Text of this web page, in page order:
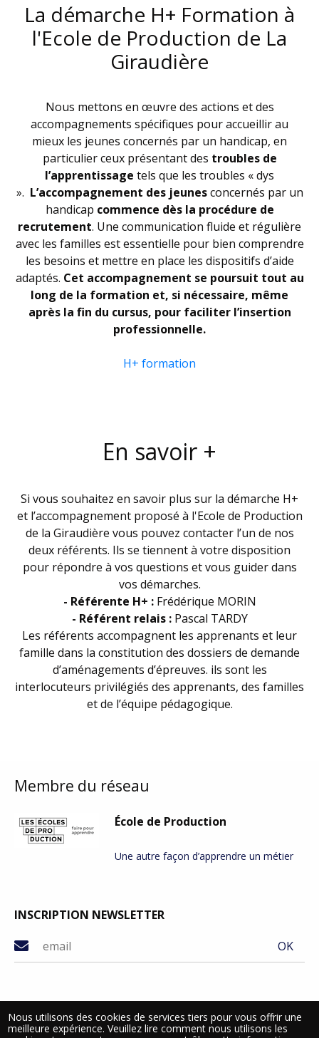
La démarche H+ Formation à
l'Ecole de Production de La
Giraudière
Nous mettons en œuvre des actions et des
accompagnements spécifiques pour accueillir au
mieux les jeunes concernés par un handicap, en
particulier ceux présentant des troubles de
l’apprentissage tels que les troubles « dys
». L’accompagnement des jeunesconcernés par un
handicap commence dès la procédure de
recrutement. Une communication fluide et régulière
avec les familles est essentielle pour bien comprendre
les besoins et mettre en place les dispositifs d’aide
adaptés. Cet accompagnement se poursuit tout au
long de la formation et, si nécessaire, même
après la fin du cursus, pour faciliter l’insertion
professionnelle.
H+ formation
En savoir +
Si vous souhaitez en savoir plus sur la démarche H+
et l’accompagnement proposé à l'Ecole de Production
de la Giraudière vous pouvez contacter l’un de nos
deux référents. Ils se tiennent à votre disposition
pour répondre à vos questions et vous guider dans
vos démarches.
- Référente H+ : Frédérique MORIN
- Référent relais : Pascal TARDY
Les référents accompagnent les apprenants et leur
famille dans la constitution des dossiers de demande
d’aménagements d’épreuves. ils sont les
interlocuteurs privilégiés des apprenants, des familles
et de l’équipe pédagogique.
Membre du réseau
École de Production
Une autre façon d’apprendre un métier
INSCRIPTION NEWSLETTER
Donnés privées
Mentions légales
Nous utilisons des cookies de services tiers pour vous offrir une
meilleure expérience. Veuillez lire comment nous utilisons les